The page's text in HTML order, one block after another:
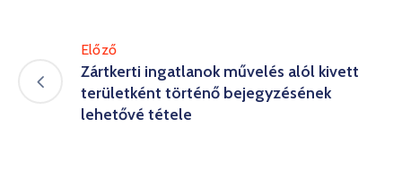
Előző
Zártkerti ingatlanok művelés alól kivett
területként történő bejegyzésének
lehetővé tétele